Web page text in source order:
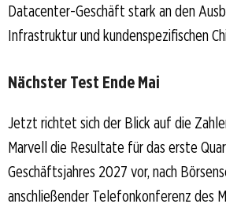
Datacenter-Geschäft stark an den
Infrastruktur und kundenspezifischen
Nächster Test Ende Mai
Jetzt richtet sich der Blick auf die
Marvell die Resultate für das erste
Geschäftsjahres 2027 vor, nach
anschließender Telefonkonferenz des